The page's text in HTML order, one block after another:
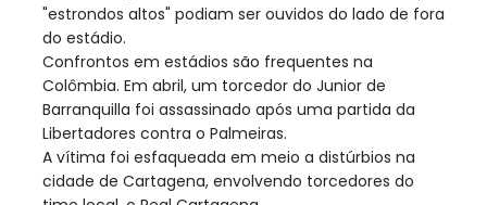
"estrondos altos" podiam ser ouvidos do lado de fora
do estádio.
Confrontos em estádios são frequentes na
Colômbia. Em abril, um torcedor do Junior de
Barranquilla foi assassinado após uma partida da
Libertadores contra o Palmeiras.
A vítima foi esfaqueada em meio a distúrbios na
cidade de Cartagena, envolvendo torcedores do